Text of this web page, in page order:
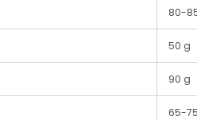
80-
50 g
90 g
65-